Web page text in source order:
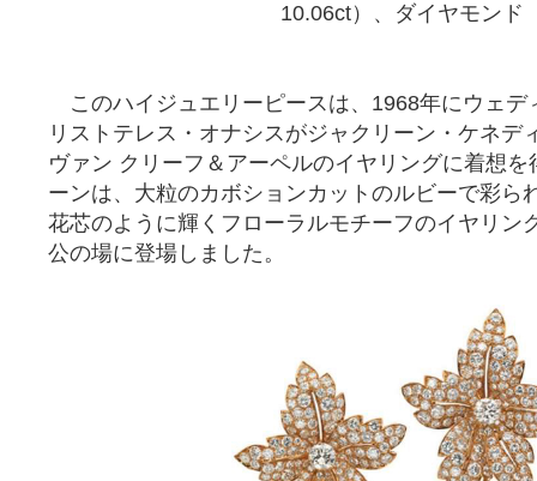
10.06ct）、ダイヤモンド
このハイジュエリーピースは、1968年にウェデ
リストテレス・オナシスがジャクリーン・ケネデ
ヴァン クリーフ＆アーペルのイヤリングに着想
ーンは、大粒のカボションカットのルビーで彩ら
花芯のように輝くフローラルモチーフのイヤリン
公の場に登場しました。